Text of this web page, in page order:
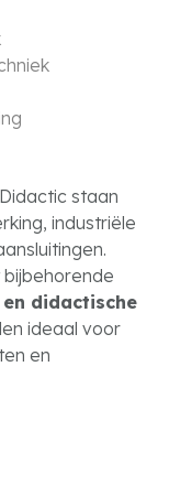
staan
industriële
didactische
ideaal voor
en